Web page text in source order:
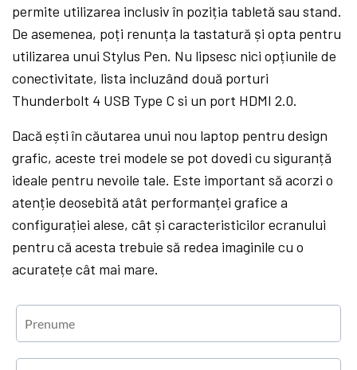
permite utilizarea inclusiv în poziția tabletă sau stand.
De asemenea, poți renunța la tastatură și opta pentru
utilizarea unui Stylus Pen. Nu lipsesc nici opțiunile de
conectivitate, lista incluzând două porturi
Thunderbolt 4 USB Type C si un port HDMI 2.0.
Dacă ești în căutarea unui nou laptop pentru design
grafic, aceste trei modele se pot dovedi cu siguranță
ideale pentru nevoile tale. Este important să acorzi o
atenție deosebită atât performanței grafice a
configurației alese, cât și caracteristicilor ecranului
pentru că acesta trebuie să redea imaginile cu o
acuratețe cât mai mare.